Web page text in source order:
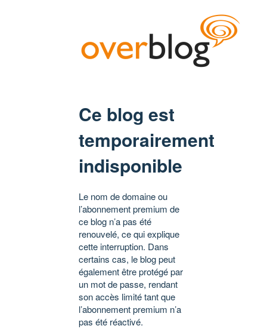
Ce blog est
temporairement
indisponible
Le nom de domaine ou
l’abonnement premium de
ce blog n’a pas été
renouvelé, ce qui explique
cette interruption. Dans
certains cas, le blog peut
également être protégé par
un mot de passe, rendant
son accès limité tant que
l’abonnement premium n’a
pas été réactivé.